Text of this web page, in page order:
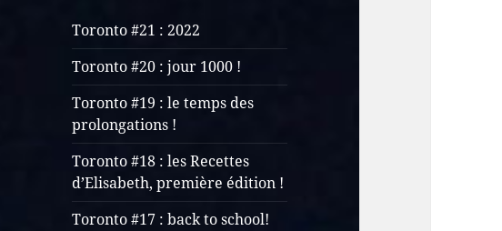
Toronto #21 : 2022
Toronto #20 : jour 1000 !
Toronto #19 : le temps des
prolongations !
Toronto #18 : les Recettes
d’Elisabeth, première édition !
Toronto #17 : back to school!